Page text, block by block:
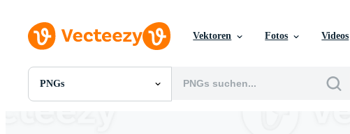
Vektoren Fotos Videos
PNGs
Alle Bilder